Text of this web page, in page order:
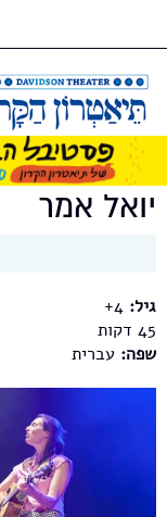
יואל אמר
גיל: 4+
45
שפה: עברית